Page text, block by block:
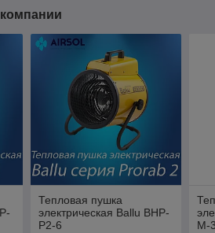
Тепловая пушка
электрическая Ballu BHP-
P2-6
M-